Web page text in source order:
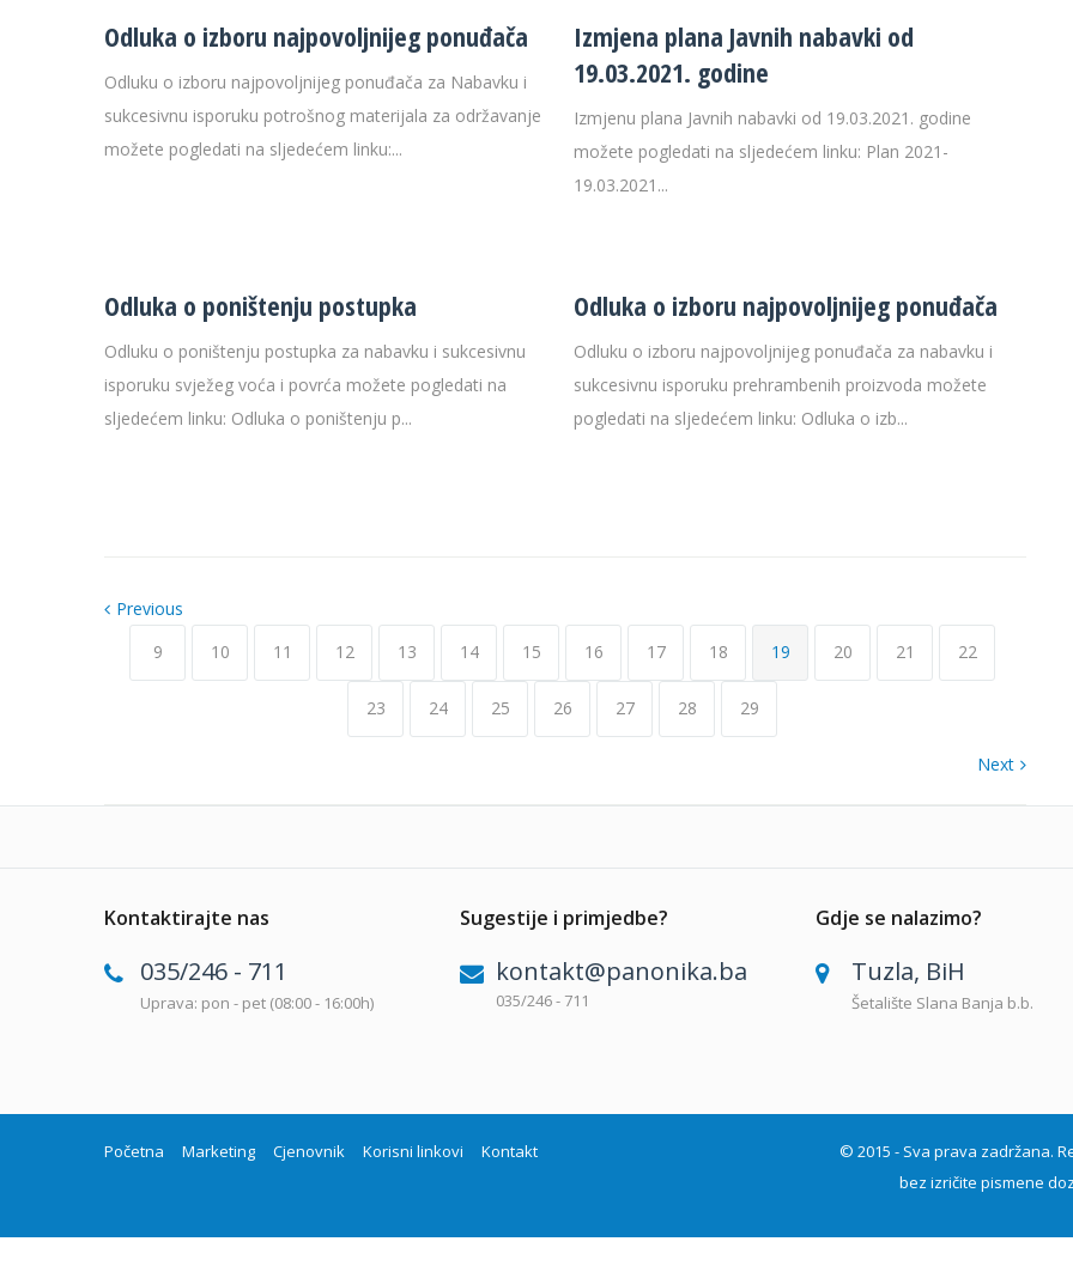
Odluka o izboru najpovoljnijeg ponuđača
Odluku o izboru najpovoljnijeg ponuđača za Nabavku i
sukcesivnu isporuku potrošnog materijala za održavanje
možete pogledati na sljedećem linku:...
Izmjena plana Javnih nabavki od
19.03.2021. godine
Izmjenu plana Javnih nabavki od 19.03.2021. godine
možete pogledati na sljedećem linku: Plan 2021-
19.03.2021...
Odluka o poništenju postupka
Odluku o poništenju postupka za nabavku i sukcesivnu
isporuku svježeg voća i povrća možete pogledati na
sljedećem linku: Odluka o poništenju p...
Odluka o izboru najpovoljnijeg ponuđača
Odluku o izboru najpovoljnijeg ponuđača za nabavku i
sukcesivnu isporuku prehrambenih proizvoda možete
pogledati na sljedećem linku: Odluka o izb...
Previous
9
10 11 12 13 14 15 16 17 18 19 20 21 22
23 24 25 26 27 28 29
Next
Kontaktirajte nas
035/246 - 711
Uprava: pon - pet (08:00 - 16:00h)
Sugestije i primjedbe?
kontakt@panonika.ba
035/246 - 711
Gdje se nalazimo?
Tuzla, BiH
Šetalište Slana Banja b.b.
Početna Marketing Cjenovnik Korisni linkovi Kontakt
© 2015 - Sva prava zadržana.
bez izričite pismene